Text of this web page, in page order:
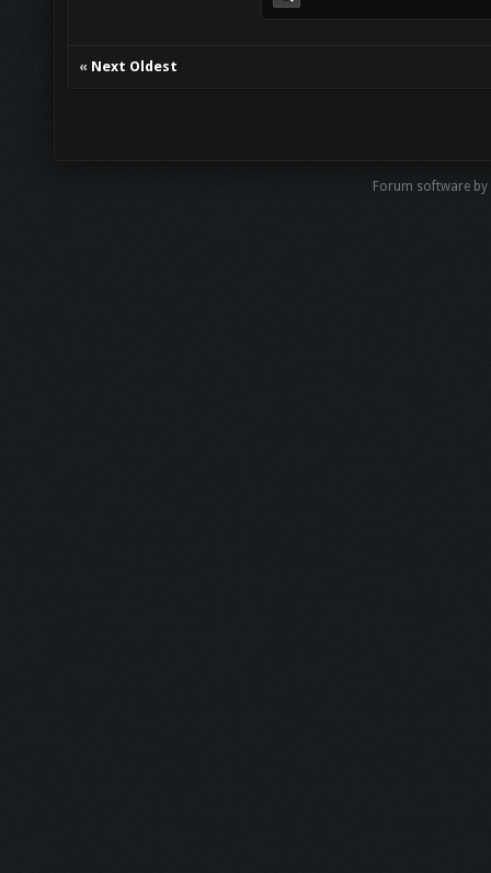
« Next Oldest
Forum software